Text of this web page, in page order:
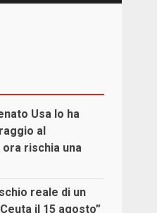
Usa lo ha
al
rischia una
reale di un
il 15 agosto”